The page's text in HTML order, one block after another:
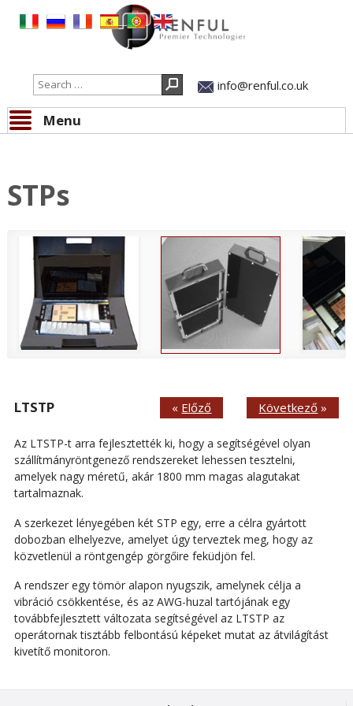
Search info@renful.co.uk
Menu
STPs
LTSTP Következő »
« Előző
Az LTSTP-t arra fejlesztették ki, hogy a segítségével olyan
szállítmányröntgenező rendszereket lehessen tesztelni,
amelyek nagy méretű, akár 1800 mm magas alagutakat
tartalmaznak.
A szerkezet lényegében két STP egy, erre a célra gyártott
dobozban elhelyezve, amelyet úgy terveztek meg, hogy az
közvetlenül a röntgengép görgőire feküdjön fel.
A rendszer egy tömör alapon nyugszik, amelynek célja a
vibráció csökkentése, és az AWG-huzal tartójának egy
továbbfejlesztett változata segítségével az LTSTP az
operátornak tisztább felbontású képeket mutat az átvilágítást
kivetítő monitoron.